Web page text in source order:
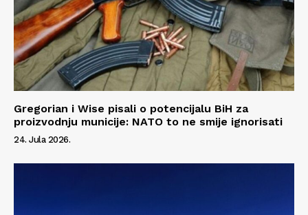
Gregorian i Wise pisali o potencijalu BiH za
proizvodnju municije: NATO to ne smije ignorisati
24. Jula 2026.